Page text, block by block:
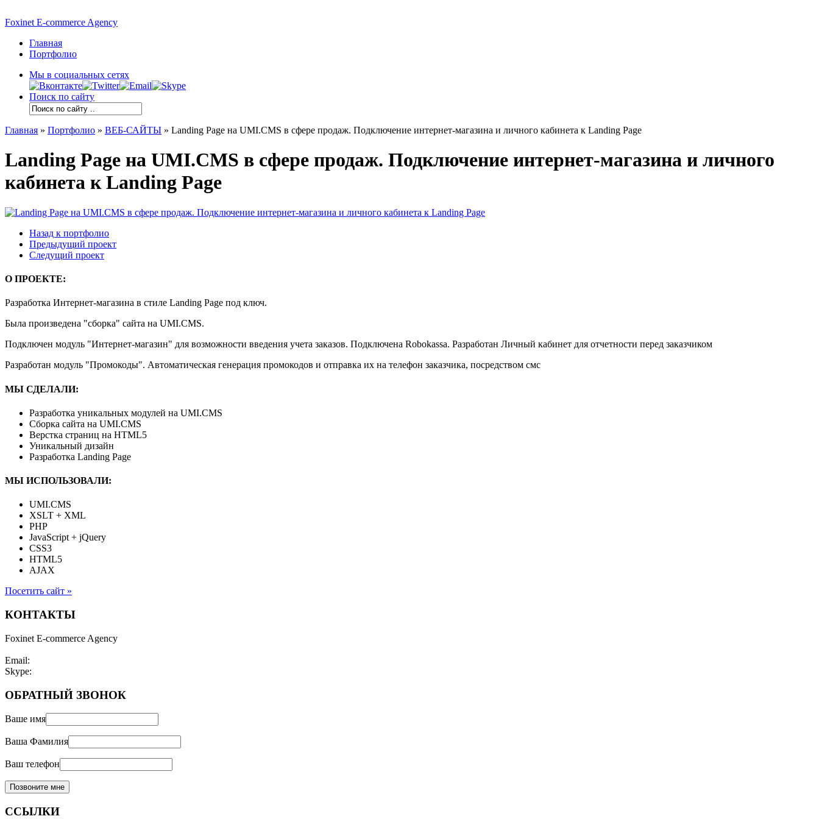
Foxinet E-commerce Agency
Главная
Портфолио
Мы в социальных сетях
Поиск по сайту
Главная » Портфолио » ВЕБ-САЙТЫ » Landing Page на UMI.CMS в сфере продаж. Подключение интернет-магазина и личного кабинета к Landing Page
Landing Page на UMI.CMS в сфере продаж. Подключение интернет-магазина и личного
кабинета к Landing Page
Назад к портфолио
Предыдущий проект
Следущий проект
О ПРОЕКТЕ:
Разработка Интернет-магазина в стиле Landing Page под ключ.
Была произведена "сборка" сайта на UMI.CMS.
Подключен модуль "Интернет-магазин" для возможности введения учета заказов. Подключена Robokassa. Разработан Личный кабинет для отчетности перед заказчиком
Разработан модуль "Промокоды". Автоматическая генерация промокодов и отправка их на телефон заказчика, посредством смс
МЫ СДЕЛАЛИ:
Разработка уникальных модулей на UMI.CMS
Сборка сайта на UMI.CMS
Верстка страниц на HTML5
Уникальный дизайн
Разработка Landing Page
МЫ ИСПОЛЬЗОВАЛИ:
UMI.CMS
XSLT + XML
PHP
JavaScript + jQuery
CSS3
HTML5
AJAX
Посетить сайт »
КОНТАКТЫ
Foxinet E-commerce Agency
Email:
Skype:
ОБРАТНЫЙ ЗВОНОК
Ваше имя
Ваша Фамилия
Ваш телефон
ССЫЛКИ